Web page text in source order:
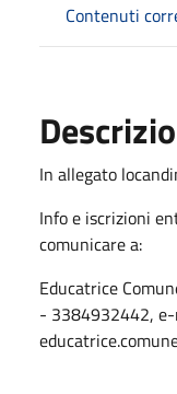
Contenuti
In allegato
Info e iscrizioni
comunicare a:
Educatrice
- 3384932442,